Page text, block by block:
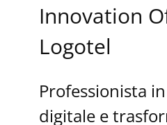
Innovation
Logotel
Professionista
digitale e